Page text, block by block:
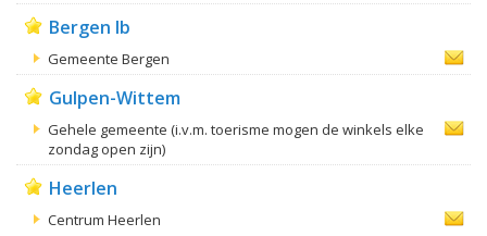
Bergen lb
Gemeente Bergen
Gulpen-Wittem
Gehele gemeente (i.v.m. toerisme mogen de winkels elke
zondag open zijn)
Heerlen
Centrum Heerlen